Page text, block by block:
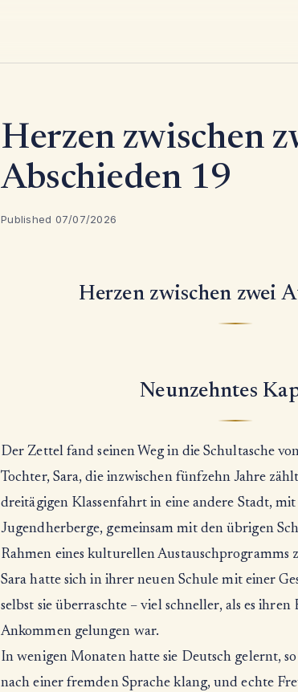
Herzen zwischen
Abschieden 19
Published 07/07/2026
Herzen zwischen zwei
Neunzehntes
Der Zettel fand seinen Weg in die Schultasche
Tochter, Sara, die inzwischen fünfzehn Jahre
dreitägigen Klassenfahrt in eine andere Stadt,
Jugendherberge, gemeinsam mit den übrigen
Rahmen eines kulturellen Austauschprogramms
Sara hatte sich in ihrer neuen Schule mit einer
selbst sie überraschte – viel schneller, als es
Ankommen gelungen war.
In wenigen Monaten hatte sie Deutsch gelernt, so
nach einer fremden Sprache klang, und echte